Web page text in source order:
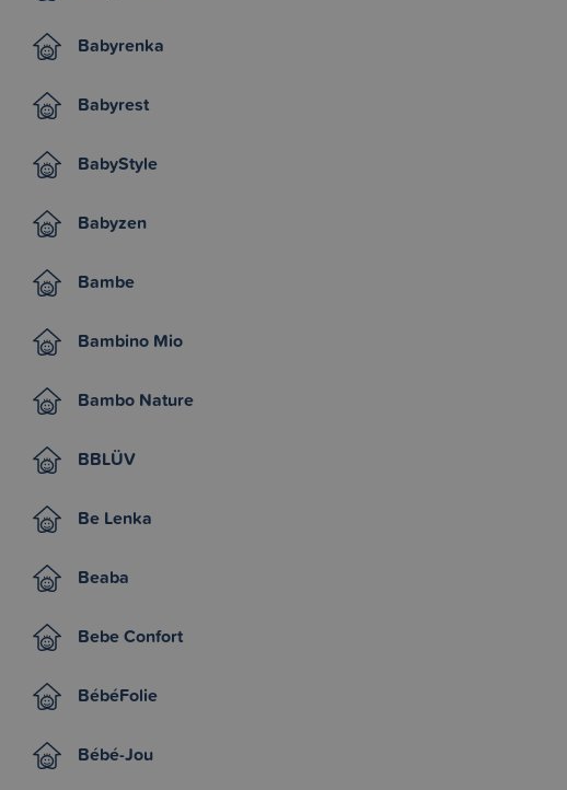
Babyrenka
Babyrest
BabyStyle
Babyzen
Bambe
Bambino Mio
Bambo Nature
BBLÜV
Be Lenka
Beaba
Bebe Confort
BébéFolie
Bébé-Jou